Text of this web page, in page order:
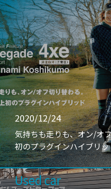
2020/12/24
気持ちも走りも、オン/オ
初のプラグインハイブリ
Used car